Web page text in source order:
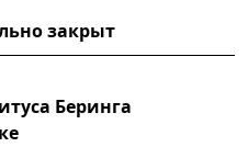
закрыт
Беринга